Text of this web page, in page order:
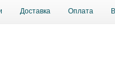
Доставка Оплата